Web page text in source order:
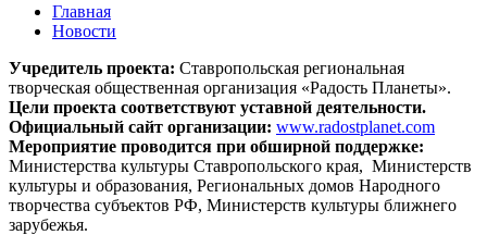
Главная
Новости
Учредитель проекта: Ставропольская региональная
творческая общественная организация «Радость Планеты».
Цели проекта соответствуют уставной деятельности.
Официальный сайт организации: www.radostplanet.com
Мероприятие проводится при обширной поддержке:
Министерства культуры Ставропольского края, Министерств
культуры и образования, Региональных домов Народного
творчества субъектов РФ, Министерств культуры ближнего
зарубежья.